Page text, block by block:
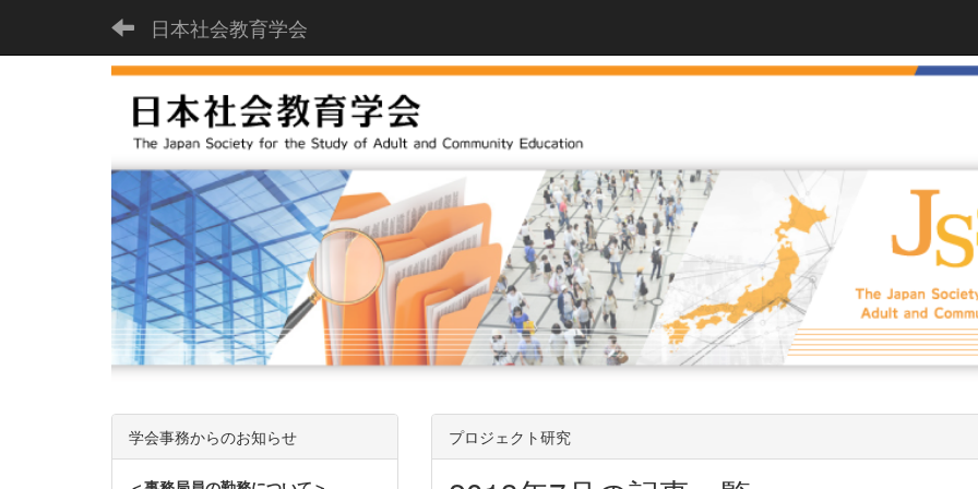
日本社会教育学会
プロジェクト研究
学会事務からのお知らせ